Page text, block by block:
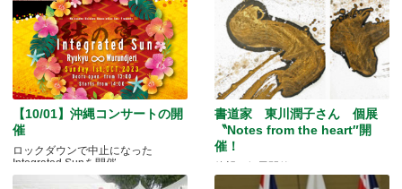
【10/01】沖縄コンサートの開
催
ロックダウンで中止になった
Integrated Sunを開催
書道家 東川潤子さん 個展
〝Notes from the heart″開
催！
待望の個展開催！デモンストレーシ
ョンにもご参加ください